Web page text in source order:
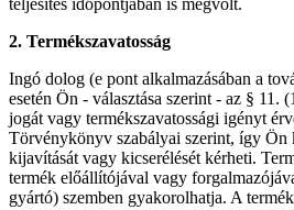
2. Termékszavatosság
Ingó dolog (e pont alkalmazásában a
esetén Ön - választása szerint - az § 11.
jogát vagy termékszavatossági igényt
Törvénykönyv szabályai szerint, így Ön
kijavítását vagy kicserélését kérheti.
termék előállítójával vagy
gyártó) szemben gyakorolhatja. A